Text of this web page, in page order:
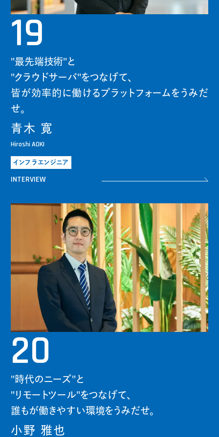
19
"最先端技術"と
"クラウドサーバ"をつなげて、
皆が効率的に働けるプラットフォームをうみだ
せ。
青木 寛
Hiroshi AOKI
インフラエンジニア
INTERVIEW
20
"時代のニーズ"と
"リモートツール"をつなげて、
誰もが働きやすい環境をうみだせ。
小野 雅也